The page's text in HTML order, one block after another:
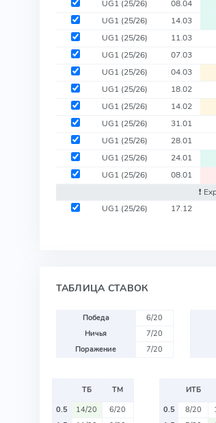
UG1 (25/26) 08.04
UG1 (25/26) 14.03
UG1 (25/26) 11.03
UG1 (25/26) 07.03
UG1 (25/26) 04.03
UG1 (25/26) 18.02
UG1 (25/26) 14.02
UG1 (25/26) 31.01
UG1 (25/26) 28.01
UG1 (25/26) 24.01
UG1 (25/26) 08.01
❗️
UG1 (25/26) 17.12
ТАБЛИЦА СТАВОК
Победа
6/20
Ничья
7/20
Поражение
7/20
ТБ
ТМ
0.5
14/20
6/20
ИТБ
0.5
8/20